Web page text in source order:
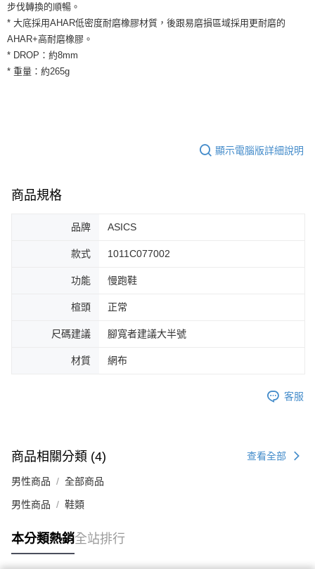
２．訂單成立數日內，您將收到繳費通知簡訊。
３．收到繳費通知簡訊後14天內，點擊此簡訊中的連結，可透過四大超商／
ATM／網路銀行／等多元方式進行付款，方視為交易完成。
※ 請注意：結帳手續完成當下不需立刻繳費，但若您需要取消訂單，請聯絡
購買商品的店家。未經商家同意取消之訂單仍視為有效，需透過AFTEE先享
後付繳納相關費用。
１．透過由恩沛科技股份有限公司提供之「AFTEE先享後付」服務完成之交
易，需依本服務之必要範圍內提供個人資料，並將交易相關給付款項請求債
https://aftee.tw/terms/#terms3
「AFTEE先享後付」，若未經同意申辦者引起之損失，本公司不負相關責
４．使用「AFTEE先享後付」時，將依據個別帳號之用戶狀況，依本公司即
時審查核予不同之上限額度；若仍有額度不足之情形，本公司將視審查結果
５．嚴禁一人註冊多個帳號或使用他人資訊註冊。若發現惡意使用之情形，
每筆NT$60，滿NT$1,500(含以上)免運費
7-11取貨付款
每筆NT$60，滿NT$1,500(含以上)免運費
步伐轉換的順暢。
* 大底採用AHAR低密度耐磨橡膠材質，後跟易磨損區域採用更耐磨的
AHAR+高耐磨橡膠。
* DROP：約8mm
* 重量：約265g
顯示電腦版詳細說明
商品規格
品牌 ASICS
款式 1011C077002
功能 慢跑鞋
楦頭 正常
尺碼建議 腳寬者建議大半號
材質 網布
客服
商品相關分類 (4) 查看全部
男性商品 全部商品
男性商品 鞋類
本分類熱銷全站排行